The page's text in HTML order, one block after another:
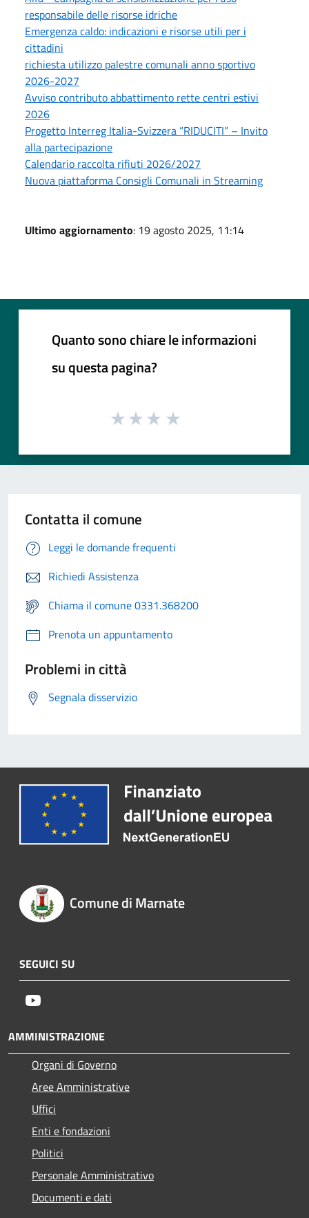
responsabile delle risorse idriche
Emergenza caldo: indicazioni e risorse utili per i
cittadini
richiesta utilizzo palestre comunali anno sportivo
2026-2027
Avviso contributo abbattimento rette centri estivi
2026
Progetto Interreg Italia-Svizzera “RIDUCITI” – Invito
alla partecipazione
Calendario raccolta rifiuti 2026/2027
Nuova piattaforma Consigli Comunali in Streaming
Ultimo aggiornamento: 19 agosto 2025, 11:14
Quanto sono chiare le informazioni
su questa pagina?
Contatta il comune
Leggi le domande frequenti
Richiedi Assistenza
Chiama il comune 0331.368200
Prenota un appuntamento
Problemi in città
Segnala disservizio
Comune di Marnate
SEGUICI SU
AMMINISTRAZIONE
Organi di Governo
Aree Amministrative
Uffici
Enti e fondazioni
Politici
Personale Amministrativo
Documenti e dati